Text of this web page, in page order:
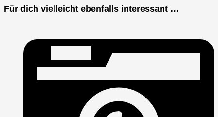
Für dich vielleicht ebenfalls interessant …